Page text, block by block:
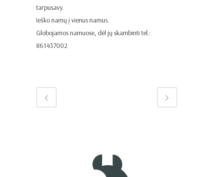
tarpusavy.
Ieško namų į vienus namus.
Globojamos namuose, dėl jų skambinti tel.:
861437002